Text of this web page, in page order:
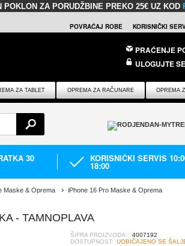
POKLON ZA PORUDŽBINE PREKO 25€ UZ KOD
POVRAĆAJ ROBE KORISNIČKI
PRAĆENJE
ULOGUJTE
ZA TABLET OPREMA ZA RAČUNARE OPREMA
30 KORISNIČKI SERVIS
18:00
Maske & Oprema iPhone 16 Pro Maske & Oprema
- TAMNOPLAVA
ŠIFRA PROIZVODA:: 4007192
DOSTUPNOST: UOBIČAJENO SE